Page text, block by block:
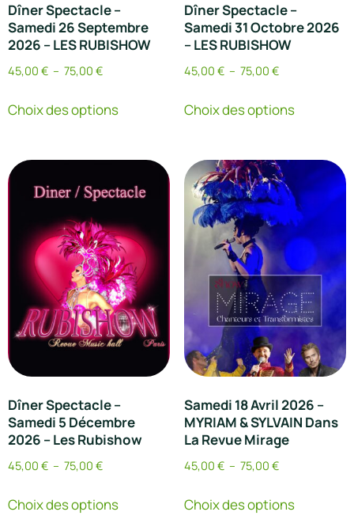
Dîner Spectacle –
Samedi 26 Septembre
2026 – LES RUBISHOW
45,00 € – 75,00 €
Choix des options
Dîner Spectacle –
Samedi 31 Octobre 2026
– LES RUBISHOW
45,00 € – 75,00 €
Choix des options
Dîner Spectacle –
Samedi 5 Décembre
2026 – Les Rubishow
45,00 € – 75,00 €
Choix des options
Samedi 18 Avril 2026 –
MYRIAM & SYLVAIN Dans
La Revue Mirage
45,00 € – 75,00 €
Choix des options